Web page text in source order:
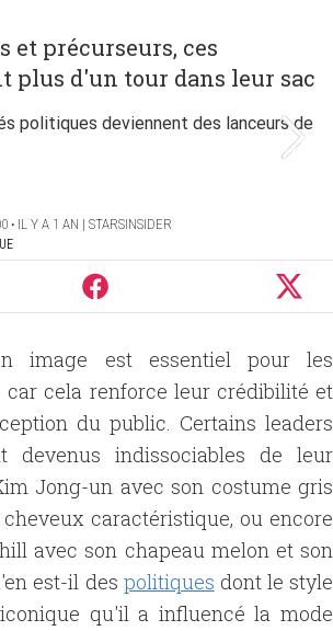
et précurseurs, ces
plus d'un tour dans leur sac
‧ IL Y A 1 AN | STARSINSIDER
image est essentiel pour les
car cela renforce leur crédibilité et
du public. Certains leaders
devenus indissociables de leur
Jong-un avec son costume gris
caractéristique, ou encore
avec son chapeau melon et son
est-il des politiques dont le style
qu'il a influencé la mode